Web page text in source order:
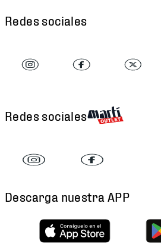
Redes sociales
Redes sociales
Descarga nuestra APP